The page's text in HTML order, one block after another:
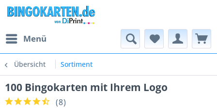
Menü
Übersicht Sortiment
100 Bingokarten mit Ihrem Logo
(8)